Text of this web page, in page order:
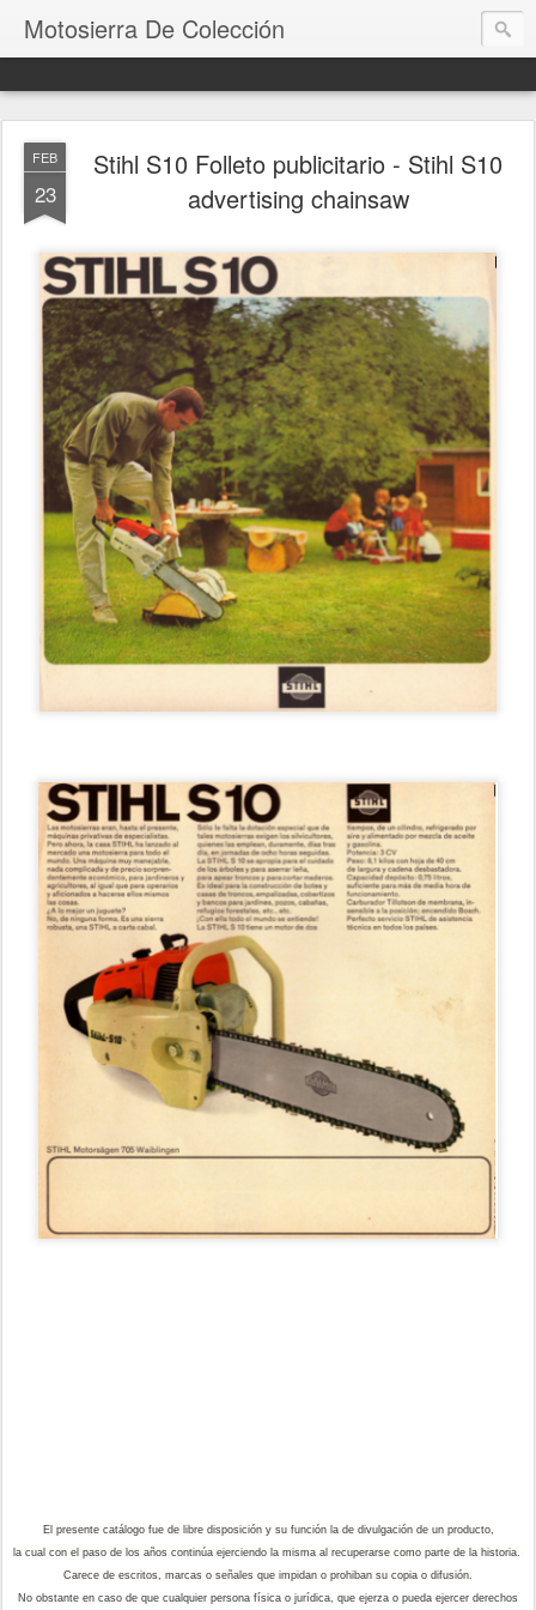
Motosierra De Colección
FEB
23
Stihl S10 Folleto publicitario - Stihl S10
advertising chainsaw
El presente catálogo fue de libre disposición y su función la de divulgación de un producto,
la cual con el paso de los años continúa ejerciendo la misma al recuperarse como parte de la historia.
Carece de escritos, marcas o señales que impidan o prohiban su copia o difusión.
No obstante en caso de que cualquier persona física o jurídica, que ejerza o pueda ejercer derechos